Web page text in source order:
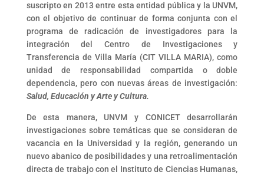
suscripto en 2013 entre esta entidad pública y la UNVM,
con el objetivo de continuar de forma conjunta con el
programa de radicación de investigadores para la
integración del Centro de Investigaciones y
Transferencia de Villa María (CIT VILLA MARIA), como
unidad de responsabilidad compartida o doble
dependencia, pero con nuevas áreas de investigación:
Salud, Educación y Arte y Cultura.
De esta manera, UNVM y CONICET desarrollarán
investigaciones sobre temáticas que se consideran de
vacancia en la Universidad y la región, generando un
nuevo abanico de posibilidades y una retroalimentación
directa de trabajo con el Instituto de Ciencias Humanas,